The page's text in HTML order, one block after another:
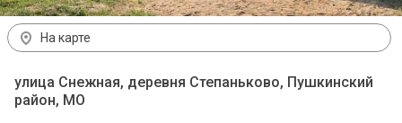
На карте
улица Снежная, деревня Степаньково, Пушкинский
район, МО